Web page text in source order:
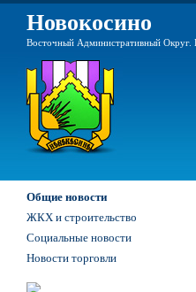
Новокосино
Восточный Административный Округ.
Общие новости
ЖКХ и строительство
Социальные новости
Новости торговли